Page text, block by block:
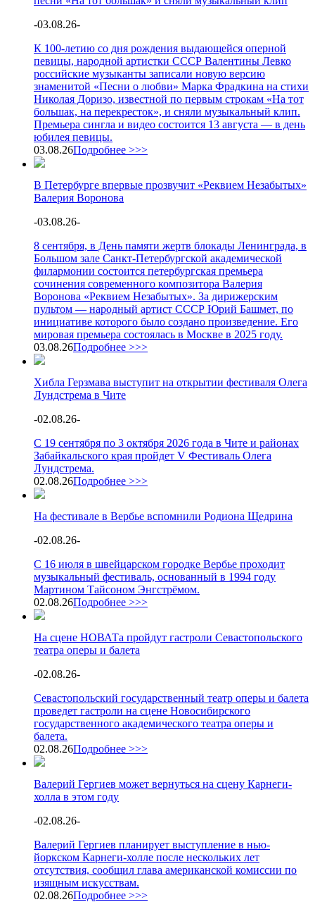
-03.08.26-
К 100-летию со дня рождения выдающейся оперной
певицы, народной артистки СССР Валентины Левко
российские музыканты записали новую версию
знаменитой «Песни о любви» Марка Фрадкина на стихи
Николая Доризо, известной по первым строкам «На тот
большак, на перекресток», и сняли музыкальный клип.
Премьера сингла и видео состоится 13 августа — в день
юбилея певицы.
03.08.26Подробнее >>>
В Петербурге впервые прозвучит «Реквием Незабытых»
Валерия Воронова
-03.08.26-
8 сентября, в День памяти жертв блокады Ленинграда, в
Большом зале Санкт-Петербургской академической
филармонии состоится петербургская премьера
сочинения современного композитора Валерия
Воронова «Реквием Незабытых». За дирижерским
пультом — народный артист СССР Юрий Башмет, по
инициативе которого было создано произведение. Его
мировая премьера состоялась в Москве в 2025 году.
03.08.26Подробнее >>>
Хибла Герзмава выступит на открытии фестиваля Олега
Лундстрема в Чите
-02.08.26-
С 19 сентября по 3 октября 2026 года в Чите и районах
Забайкальского края пройдет V Фестиваль Олега
Лундстрема.
02.08.26Подробнее >>>
На фестивале в Вербье вспомнили Родиона Щедрина
-02.08.26-
С 16 июля в швейцарском городке Вербье проходит
музыкальный фестиваль, основанный в 1994 году
Мартином Тайсоном Энгстрёмом.
02.08.26Подробнее >>>
На сцене НОВАТа пройдут гастроли Севастопольского
театра оперы и балета
-02.08.26-
Севастопольский государственный театр оперы и балета
проведет гастроли на сцене Новосибирского
государственного академического театра оперы и
балета.
02.08.26Подробнее >>>
Валерий Гергиев может вернуться на сцену Карнеги-
холла в этом году
-02.08.26-
Валерий Гергиев планирует выступление в нью-
йоркском Карнеги-холле после нескольких лет
отсутствия, сообщил глава американской комиссии по
изящным искусствам.
02.08.26Подробнее >>>